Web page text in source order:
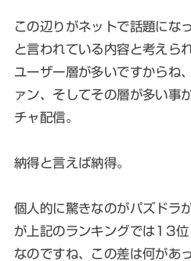
この辺りがネットで話題にな
と言われている内容と考えら
ユーザー層が多いですからね
ァン、そしてその層が多い
チャ配信。
納得と言えば納得。
個人的に驚きなのがパズドラ
が上記のランキングでは13
なのですね、この差は何があ